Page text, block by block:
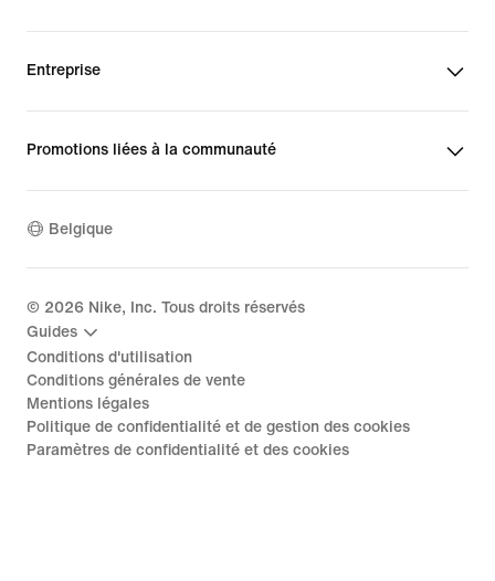
Entreprise
Promotions liées à la communauté
Belgique
© 2026 Nike, Inc. Tous droits réservés
Guides
Conditions d'utilisation
Conditions générales de vente
Mentions légales
Politique de confidentialité et de gestion des cookies
Paramètres de confidentialité et des cookies